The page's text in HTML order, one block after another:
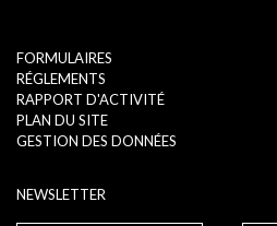
FORMULAIRES
RÉGLEMENTS
RAPPORT D'ACTIVITÉ
PLAN DU SITE
GESTION DES DONNÉES
NEWSLETTER